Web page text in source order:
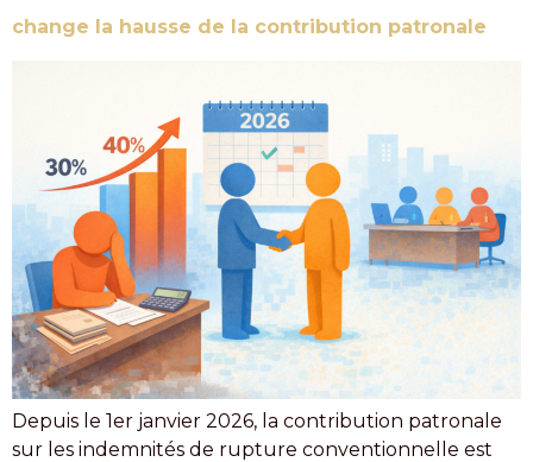
change la hausse de la contribution patronale
Depuis le 1er janvier 2026, la contribution patronale
sur les indemnités de rupture conventionnelle est